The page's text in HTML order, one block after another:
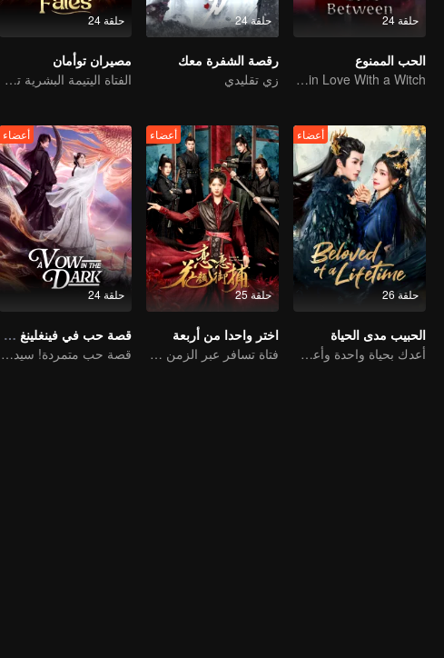
حلقة 24
الحب الممنوع
An Immortal Falls in Love With a Witch
حلقة 24
رقصة الشفرة معك
زي تقليدي
حلقة 24
مصيران توأمان
الفتاة اليتيمة البشرية تقدم نفسها للتواصل مع الوحش الإلهي
حلقة 26
أعضاء
الحبيب مدى الحياة
أعدك بحياة واحدة وأعطني ثلاثة أرواح
حلقة 25
أعضاء
اختر واحدا من أربعة
فتاة تسافر عبر الزمن وتسعى للفوز بأربعة رجال وسيمين
حلقة 24
أعضاء
قصة حب في فينغلينغ فيري
قصة حب متمردة! سيد الشياطين يلاحق زوجته الجنية الصغيرة